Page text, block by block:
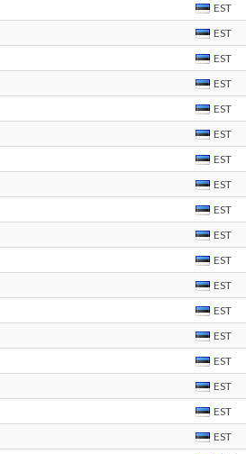
EST
EST
EST
EST
EST
EST
EST
EST
EST
EST
EST
EST
EST
EST
EST
EST
EST
EST